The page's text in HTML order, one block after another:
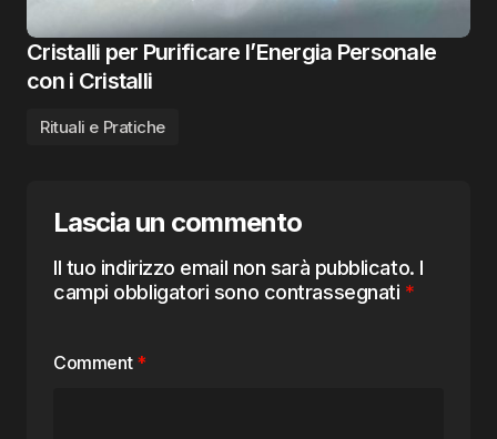
Cristalli per Purificare l’Energia Personale
con i Cristalli
Rituali e Pratiche
Lascia un commento
Il tuo indirizzo email non sarà pubblicato. I
campi obbligatori sono contrassegnati *
Comment *